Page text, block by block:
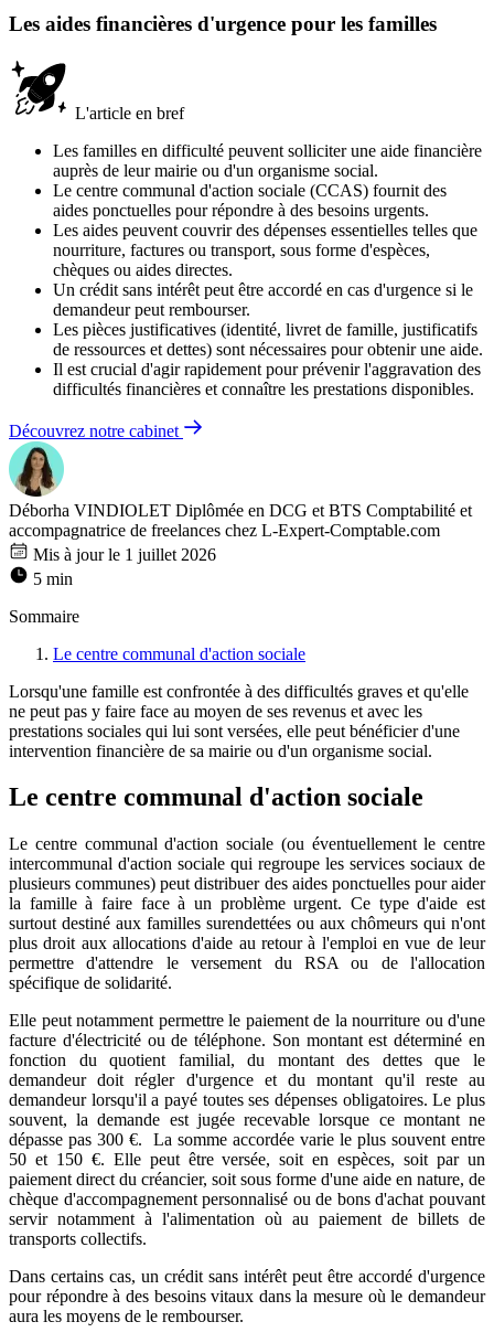
Les aides financières d'urgence pour les familles
L'article en bref
Les familles en difficulté peuvent solliciter une aide financière
auprès de leur mairie ou d'un organisme social.
Le centre communal d'action sociale (CCAS) fournit des
aides ponctuelles pour répondre à des besoins urgents.
Les aides peuvent couvrir des dépenses essentielles telles que
nourriture, factures ou transport, sous forme d'espèces,
chèques ou aides directes.
Un crédit sans intérêt peut être accordé en cas d'urgence si le
demandeur peut rembourser.
Les pièces justificatives (identité, livret de famille, justificatifs
de ressources et dettes) sont nécessaires pour obtenir une aide.
Il est crucial d'agir rapidement pour prévenir l'aggravation des
difficultés financières et connaître les prestations disponibles.
Découvrez notre cabinet
Déborha VINDIOLET Diplômée en DCG et BTS Comptabilité et
accompagnatrice de freelances chez L-Expert-Comptable.com
Mis à jour le 1 juillet 2026
5 min
Sommaire
Le centre communal d'action sociale
Lorsqu'une famille est confrontée à des difficultés graves et qu'elle
ne peut pas y faire face au moyen de ses revenus et avec les
prestations sociales qui lui sont versées, elle peut bénéficier d'une
intervention financière de sa mairie ou d'un organisme social.
Le centre communal d'action sociale
Le centre communal d'action sociale (ou éventuellement le centre
intercommunal d'action sociale qui regroupe les services sociaux de
plusieurs communes) peut distribuer des aides ponctuelles pour aider
la famille à faire face à un problème urgent. Ce type d'aide est
surtout destiné aux familles surendettées ou aux chômeurs qui n'ont
plus droit aux allocations d'aide au retour à l'emploi en vue de leur
permettre d'attendre le versement du RSA ou de l'allocation
spécifique de solidarité.
Elle peut notamment permettre le paiement de la nourriture ou d'une
facture d'électricité ou de téléphone. Son montant est déterminé en
fonction du quotient familial, du montant des dettes que le
demandeur doit régler d'urgence et du montant qu'il reste au
demandeur lorsqu'il a payé toutes ses dépenses obligatoires. Le plus
souvent, la demande est jugée recevable lorsque ce montant ne
dépasse pas 300 €. La somme accordée varie le plus souvent entre
50 et 150 €. Elle peut être versée, soit en espèces, soit par un
paiement direct du créancier, soit sous forme d'une aide en nature, de
chèque d'accompagnement personnalisé ou de bons d'achat pouvant
servir notamment à l'alimentation où au paiement de billets de
transports collectifs.
Dans certains cas, un crédit sans intérêt peut être accordé d'urgence
pour répondre à des besoins vitaux dans la mesure où le demandeur
aura les moyens de le rembourser.